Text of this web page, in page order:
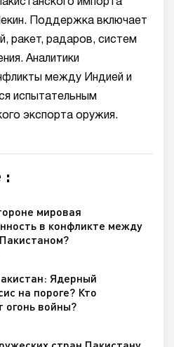
Поддержка включает
ракет, радаров, систем
Аналитики
между Индией и
испытательным
экспорта оружия.
:
мировая
в конфликте между
Ядерный
на пороге? Кто
огонь войны?